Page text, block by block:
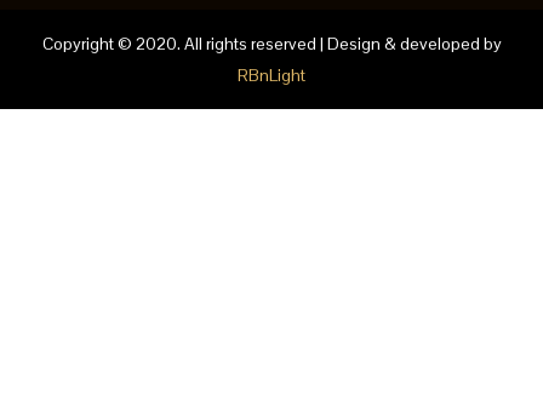
Copyright © 2020. All rights reserved | Design & developed by
RBnLight